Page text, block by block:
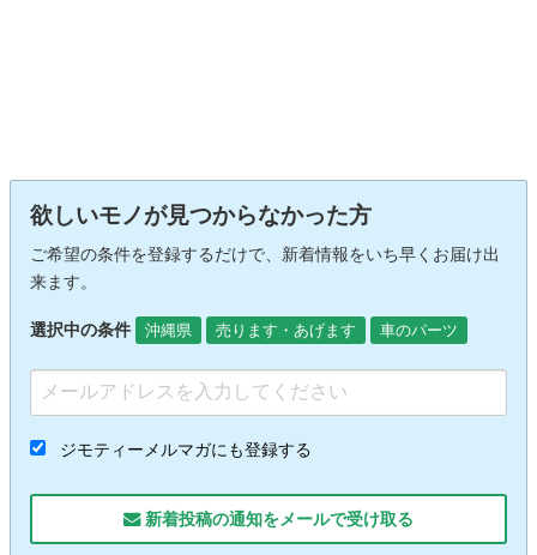
欲しいモノが見つからなかった方
ご希望の条件を登録するだけで、新着情報をいち早くお届け出
来ます。
選択中の条件 沖縄県 売ります・あげます 車のパーツ
ジモティーメルマガにも登録する
新着投稿の通知をメールで受け取る